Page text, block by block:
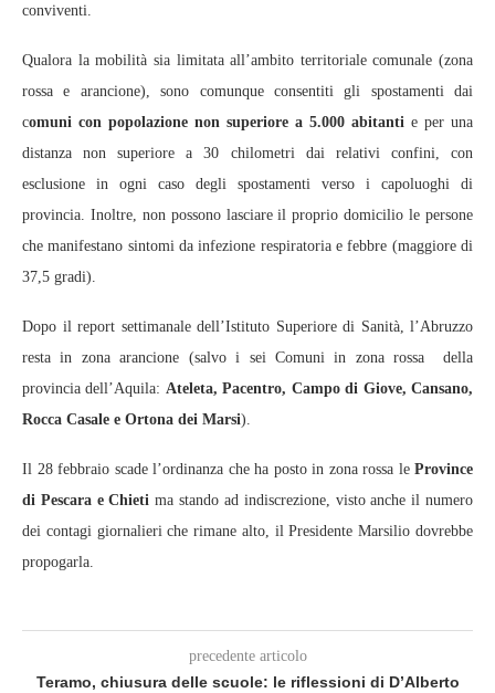
conviventi.
Qualora la mobilità sia limitata all’ambito territoriale comunale (zona
rossa e arancione), sono comunque consentiti gli spostamenti dai
comuni con popolazione non superiore a 5.000 abitanti e per una
distanza non superiore a 30 chilometri dai relativi confini, con
esclusione in ogni caso degli spostamenti verso i capoluoghi di
provincia. Inoltre, non possono lasciare il proprio domicilio le persone
che manifestano sintomi da infezione respiratoria e febbre (maggiore di
37,5 gradi).
Dopo il report settimanale dell’Istituto Superiore di Sanità, l’Abruzzo
resta in zona arancione (salvo i sei Comuni in zona rossa della
provincia dell’Aquila: Ateleta, Pacentro, Campo di Giove, Cansano,
Rocca Casale e Ortona dei Marsi).
Il 28 febbraio scade l’ordinanza che ha posto in zona rossa leProvince
di Pescara e Chietima stando ad indiscrezione, visto anche il numero
dei contagi giornalieri che rimane alto, il Presidente Marsilio dovrebbe
propogarla.
precedente articolo
Teramo, chiusura delle scuole: le riflessioni di D’Alberto